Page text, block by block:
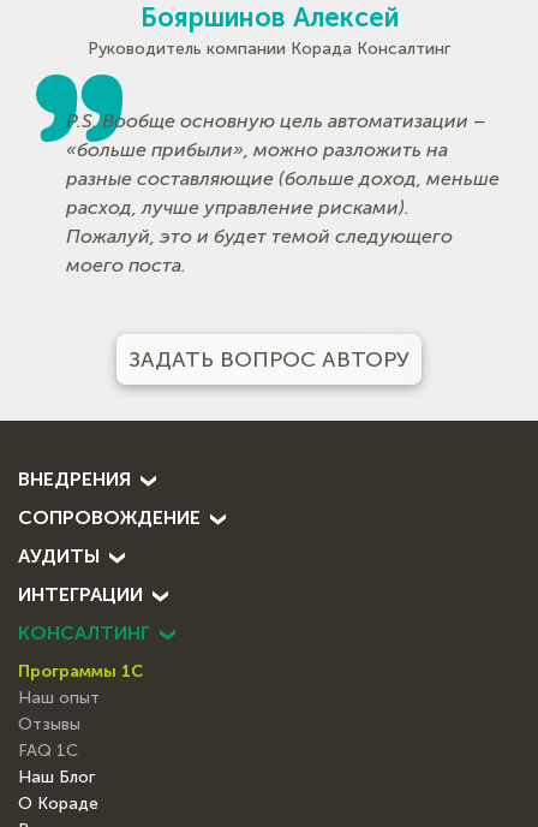
Бояршинов Алексей
Руководитель компании Корада Консалтинг
P.S. Вообще основную цель автоматизации –
«больше прибыли», можно разложить на
разные составляющие (больше доход, меньше
расход, лучше управление рисками).
Пожалуй, это и будет темой следующего
моего поста.
ЗАДАТЬ ВОПРОС АВТОРУ
ВНЕДРЕНИЯ
СОПРОВОЖДЕНИЕ
КОНСАЛТИНГ
АУДИТЫ
ИНТЕГРАЦИИ
Программы 1С
Наш опыт
Отзывы
FAQ 1С
Наш Блог
О Кораде